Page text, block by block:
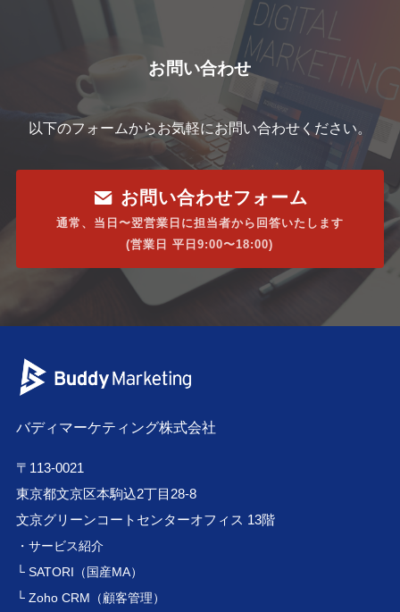
お問い合わせ
以下のフォームからお気軽にお問い合わせください。
お問い合わせフォーム
通常、当日〜翌営業日に担当者から回答いたします
(営業日 平日9:00〜18:00)
バディマーケティング株式会社
〒113-0021
東京都文京区本駒込2丁目28-8
文京グリーンコートセンターオフィス 13階
・サービス紹介
└ SATORI（国産MA）
└ Zoho CRM（顧客管理）